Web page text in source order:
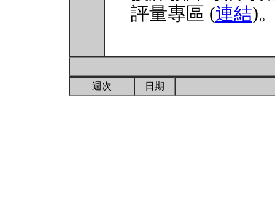
評量專區 (連結)
週次 日期